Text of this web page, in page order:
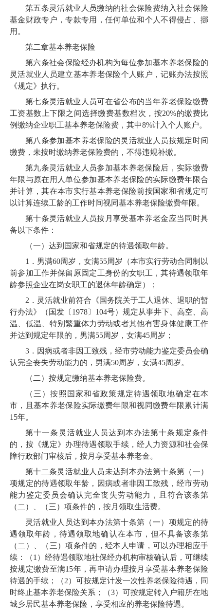
第五条灵活就业人员缴纳的社会保险费纳入社会保险
基金财政专户，专款专用，任何单位和个人不得侵占、挪
用。
第二章基本养老保险
第六条社会保险经办机构为每位参加基本养老保险的
灵活就业人员建立基本养老保险个人账户，记账办法按照
《规定》执行。
第七条灵活就业人员可在省公布的当年养老保险缴费
工资基数上下限之间选择缴费基数档次，按20%的缴费比
例缴纳企业职工基本养老保险费，其中8%计入个人账户。
第八条参加基本养老保险的灵活就业人员按规定时间
缴费，未按时缴纳养老保险费的，不得违规补缴。
第九条灵活就业人员参加基本养老保险后，实际缴费
年限与原在用人单位参加基本养老保险的实际缴费年限合
并计算，其在本市实行基本养老保险前按国家和省规定可
以计算连续工龄的工作时间视同基本养老保险缴费年限。
第十条灵活就业人员按月享受基本养老金应当同时具
备以下条件：
（一）达到国家和省规定的待遇领取年龄。
1 ． 男满60周岁，女满55周岁（本市实行劳动合同制以
前参加工作并保留原固定工身份的女职工，其待遇领取年
龄参照企业在岗女职工的退休年龄确定）；
2 ． 灵活就业前符合《国务院关于工人退休、退职的暂
行办法》（国发〔1978〕104号）规定从事井下、高空、高
温、低温、特别繁重体力劳动或者其他有害身体健康工作
并达到规定年限的，男满55周岁，女满45周岁；
3 ． 因病或者非因工致残，经市劳动能力鉴定委员会确
认完全丧失劳动能力的，男满50周岁，女满45周岁。
（二）按规定缴纳基本养老保险费。
（三）按照国家和省政策规定待遇领取地确定在本
市，且基本养老保险实际缴费年限和视同缴费年限累计满
15年。
第十一条 灵活就业人员达到本办法第十条规定条件
的，按《规定》办理待遇领取手续，经人力资源和社会保
障行政部门审核后，按月享受基本养老金。
第十二条灵活就业人员未达到本办法第十条第（一）
项规定的待遇领取年龄，因病或者非因工致残，经市劳动
能力鉴定委员会确认完全丧失劳动能力，且符合该条第
（二）、（三）项条件的，按月领取生活费。
灵活就业人员达到本办法第十条第（一）项规定的待
遇领取年龄，待遇领取地确认在本市，但不具备该条第
（二）、（三）项条件的，经本人申请，可以办理相应手
续：（1）经待遇领取地社保经办机构审核确认后，可继续
按规定缴费至满15年，再申请办理按月享受基本养老保险
待遇的手续；（2）可按规定计发一次性养老保险待遇，同
时终止基本养老保险关系；（3）可按规定转入户籍所在地
城乡居民基本养老保险，享受相应的养老保险待遇。